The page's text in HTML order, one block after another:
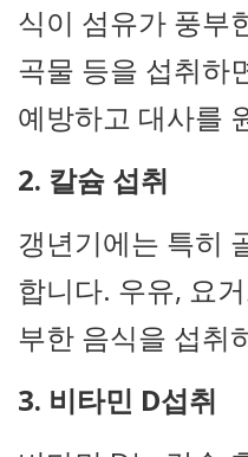
식이 섬유가 풍부
곡물 등을 섭취하
예방하고 대사를
2. 칼슘 섭취
갱년기에는 특히
합니다. 우유, 요
부한 음식을 섭취
3. 비타민 D섭취